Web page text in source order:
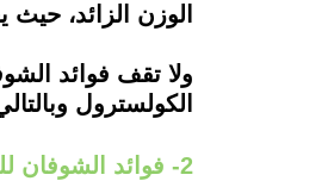
الوزن الزائد،
ولا تقف فوائد
الكولسترول
2- فوائد الشوفان للشعر